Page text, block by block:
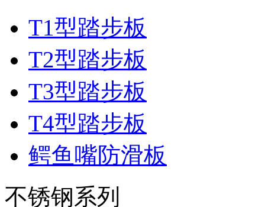
T1型踏步板
T2型踏步板
T3型踏步板
T4型踏步板
鳄鱼嘴防滑板
不锈钢系列